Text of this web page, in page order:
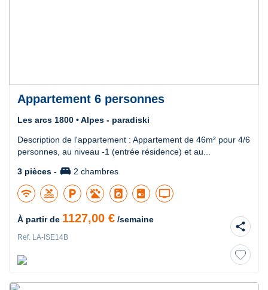
Appartement 6 personnes
Les arcs 1800 • Alpes - paradiski
Description de l'appartement : Appartement de 46m² pour 4/6
personnes, au niveau -1 (entrée résidence) et au...
3 pièces - king_bed 2 chambres
wifi pool local_parking local_laundry_service tv
À partir de 1127,00 € /semaine
Ref. LA-ISE14B
share